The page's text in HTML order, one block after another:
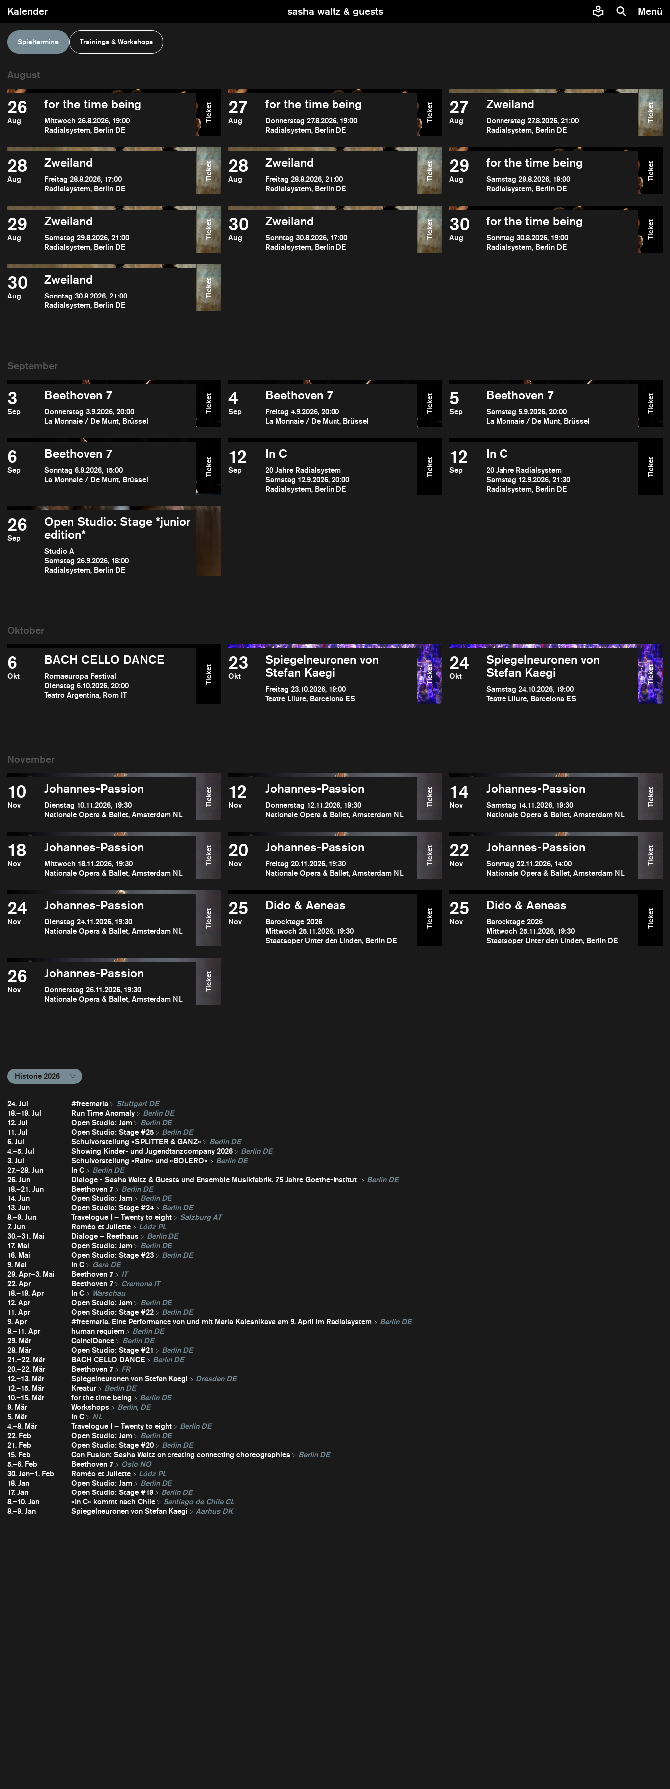
Kalender sasha waltz & guests Menü
Spieltermine Trainings & Workshops
26
Aug
for the time being
Mittwoch 26.8.2026, 19:00
Radialsystem, Berlin DE
Ticket 27
Aug
for the time being
Donnerstag 27.8.2026, 19:00
Radialsystem, Berlin DE
Ticket 27
Aug
Zweiland
Donnerstag 27.8.2026, 21:00
Radialsystem, Berlin DE
Ticket
28
Aug
Zweiland
Freitag 28.8.2026, 17:00
Radialsystem, Berlin DE
Ticket 28
Aug
Zweiland
Freitag 28.8.2026, 21:00
Radialsystem, Berlin DE
Ticket 29
Aug
for the time being
Samstag 29.8.2026, 19:00
Radialsystem, Berlin DE
Ticket
29
Aug
Zweiland
Samstag 29.8.2026, 21:00
Radialsystem, Berlin DE
Ticket 30
Aug
Zweiland
Sonntag 30.8.2026, 17:00
Radialsystem, Berlin DE
Ticket 30
Aug
for the time being
Sonntag 30.8.2026, 19:00
Radialsystem, Berlin DE
Ticket
30
Aug
Zweiland
Sonntag 30.8.2026, 21:00
Radialsystem, Berlin DE
Ticket
3
Sep
Beethoven 7
Donnerstag 3.9.2026, 20:00
La Monnaie / De Munt, Brüssel
Ticket 4
Sep
Beethoven 7
Freitag 4.9.2026, 20:00
La Monnaie / De Munt, Brüssel
Ticket 5
Sep
Beethoven 7
Samstag 5.9.2026, 20:00
La Monnaie / De Munt, Brüssel
Ticket
6
Sep
Beethoven 7
Sonntag 6.9.2026, 15:00
La Monnaie / De Munt, Brüssel
Ticket 12
Sep
In C
20 Jahre Radialsystem
Samstag 12.9.2026, 20:00
Radialsystem, Berlin DE
Ticket 12
Sep
In C
20 Jahre Radialsystem
Samstag 12.9.2026, 21:30
Radialsystem, Berlin DE
Ticket
26
Sep
Open Studio: Stage *junior
edition*
Studio A
Samstag 26.9.2026, 18:00
Radialsystem, Berlin DE
6
Okt
BACH CELLO DANCE
Romaeuropa Festival
Dienstag 6.10.2026, 20:00
Teatro Argentina, Rom IT
Ticket
23
Okt
Spiegelneuronen von
Stefan Kaegi
Freitag 23.10.2026, 19:00
Teatre Lliure, Barcelona ES
Ticket
24
Okt
Spiegelneuronen von
Stefan Kaegi
Samstag 24.10.2026, 19:00
Teatre Lliure, Barcelona ES
Ticket
10
Nov
Johannes-Passion
Dienstag 10.11.2026, 19:30
Nationale Opera & Ballet, Amsterdam NL
Ticket 12
Nov
Johannes-Passion
Donnerstag 12.11.2026, 19:30
Nationale Opera & Ballet, Amsterdam NL
Ticket 14
Nov
Johannes-Passion
Samstag 14.11.2026, 19:30
Nationale Opera & Ballet, Amsterdam NL
Ticket
18
Nov
Johannes-Passion
Mittwoch 18.11.2026, 19:30
Nationale Opera & Ballet, Amsterdam NL
Ticket 20
Nov
Johannes-Passion
Freitag 20.11.2026, 19:30
Nationale Opera & Ballet, Amsterdam NL
Ticket 22
Nov
Johannes-Passion
Sonntag 22.11.2026, 14:00
Nationale Opera & Ballet, Amsterdam NL
Ticket
24
Nov
Johannes-Passion
Dienstag 24.11.2026, 19:30
Nationale Opera & Ballet, Amsterdam NL
Ticket 25
Nov
Dido & Aeneas
Barocktage 2026
Mittwoch 25.11.2026, 19:30
Staatsoper Unter den Linden, Berlin DE
Ticket 25
Nov
Dido & Aeneas
Barocktage 2026
Mittwoch 25.11.2026, 19:30
Staatsoper Unter den Linden, Berlin DE
Ticket
26
Nov
Johannes-Passion
Donnerstag 26.11.2026, 19:30
Nationale Opera & Ballet, Amsterdam NL
Ticket
Historie 2026
24. Jul #freemaria
Stuttgart DE
18.–19. Jul
Run Time Anomaly
Berlin DE
12. Jul
Open Studio: Jam
Berlin DE
11. Jul
Open Studio: Stage #25
Berlin DE
6. Jul
Schulvorstellung »SPLITTER & GANZ«
Berlin DE
4.–5. Jul
Showing Kinder- und Jugendtanzcompany 2026
Berlin DE
3. Jul
Schulvorstellung »Rain« und »BOLERO«
Berlin DE
27.–28. Jun
In C
Berlin DE
26. Jun
Dialoge - Sasha Waltz & Guests und Ensemble Musikfabrik. 75 Jahre Goethe-Institut
Berlin DE
18.–21. Jun
Beethoven 7
Berlin DE
14. Jun
Open Studio: Jam
Berlin DE
13. Jun
Open Studio: Stage #24
Berlin DE
8.–9. Jun
Travelogue I – Twenty to eight
Salzburg AT
7. Jun
Roméo et Juliette
Lódz PL
30.–31. Mai
Dialoge – Reethaus
Berlin DE
17. Mai
Open Studio: Jam
Berlin DE
16. Mai
Open Studio: Stage #23
Berlin DE
9. Mai
In C
Gera DE
29. Apr–3. Mai
Beethoven 7
IT
22. Apr
Beethoven 7
Cremona IT
18.–19. Apr
In C
Warschau
12. Apr
Open Studio: Jam
Berlin DE
11. Apr
Open Studio: Stage #22
Berlin DE
9. Apr
#freemaria. Eine Performance von und mit Maria Kalesnikava am 9. April im Radialsystem
Berlin DE
8.–11. Apr
human requiem
Berlin DE
29. Mär
CoinciDance
Berlin DE
28. Mär
Open Studio: Stage #21
Berlin DE
21.–22. Mär
BACH CELLO DANCE
Berlin DE
20.–22. Mär
Beethoven 7
FR
12.–13. Mär
Spiegelneuronen von Stefan Kaegi
Dresden DE
12.–15. Mär
Kreatur
Berlin DE
10.–15. Mär
for the time being
Berlin DE
9. Mär
Workshops
Berlin, DE
5. Mär
In C
NL
4.–8. Mär
Travelogue I – Twenty to eight
Berlin DE
22. Feb
Open Studio: Jam
Berlin DE
21. Feb
Open Studio: Stage #20
Berlin DE
15. Feb
Con Fusion: Sasha Waltz on creating connecting choreographies
Berlin DE
5.–6. Feb
Beethoven 7
Oslo NO
30. Jan–1. Feb
Roméo et Juliette
Lódz PL
18. Jan
Open Studio: Jam
Berlin DE
17. Jan
Open Studio: Stage #19
Berlin DE
8.–10. Jan
»In C« kommt nach Chile
Santiago de Chile CL
8.–9. Jan
Spiegelneuronen von Stefan Kaegi Aarhus DK